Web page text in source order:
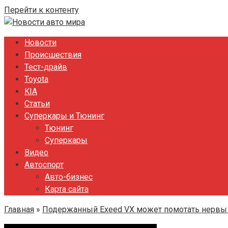
Перейти к контенту
Новости
Происшествия
Тест-драйв
Toyota
KIA
Статьи
Суперкары и Тюнинг
Тюнинг
Суперкары
Видео
Автоспорт
Авто-бизнес
Карта сайта
Главная » Подержанный Exeed VX может помотать